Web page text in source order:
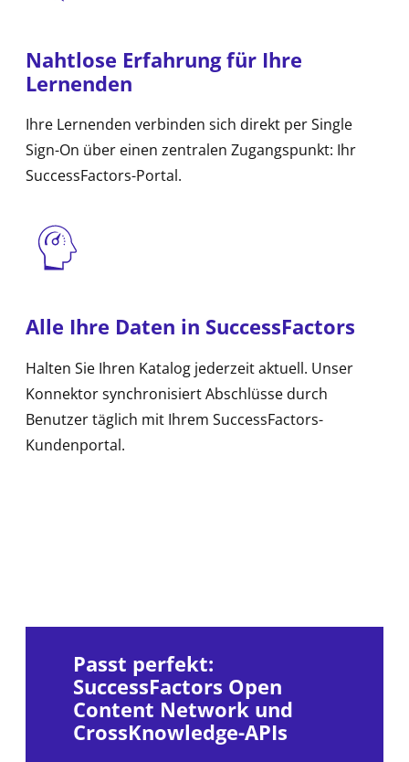
Nahtlose Erfahrung für Ihre
Lernenden
Ihre Lernenden verbinden sich direkt per Single
Sign-On über einen zentralen Zugangspunkt: Ihr
SuccessFactors-Portal.
Alle Ihre Daten in SuccessFactors
Halten Sie Ihren Katalog jederzeit aktuell. Unser
Konnektor synchronisiert Abschlüsse durch
Benutzer täglich mit Ihrem SuccessFactors-
Kundenportal.
Passt perfekt:
SuccessFactors Open
Content Network und
CrossKnowledge-APIs